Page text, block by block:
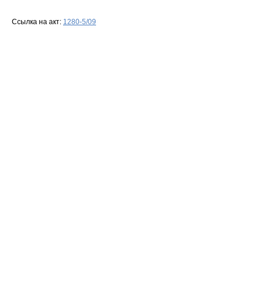
Ссылка на акт: 1280-5/09